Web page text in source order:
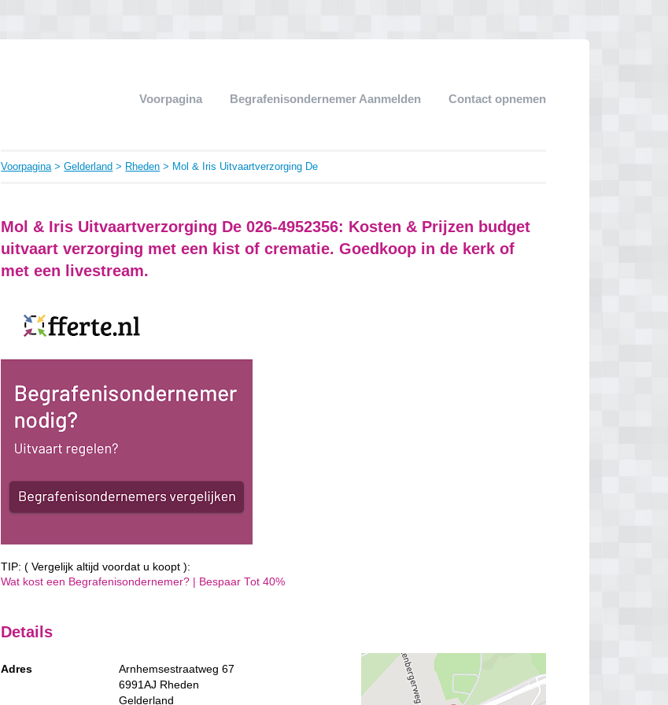
Voorpagina Begrafenisondernemer Aanmelden Contact opnemen
Voorpagina>Gelderland > Rheden > Mol & Iris Uitvaartverzorging De
Mol & Iris Uitvaartverzorging De 026-4952356: Kosten & Prijzen budget
uitvaart verzorging met een kist of crematie. Goedkoop in de kerk of
met een livestream.
TIP: ( Vergelijk altijd voordat u koopt ):
Wat kost een Begrafenisondernemer? | Bespaar Tot 40%‎
Details
Adres
Arnhemsestraatweg 67
6991AJ Rheden
Gelderland